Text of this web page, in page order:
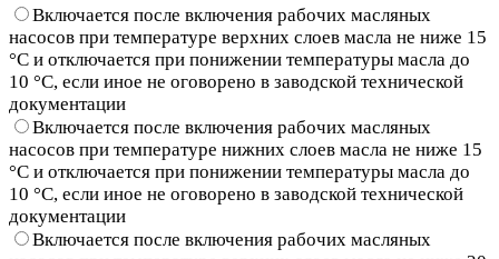
Включается после включения рабочих масляных
насосов при температуре верхних слоев масла не ниже 15
°С и отключается при понижении температуры масла до
10 °С, если иное не оговорено в заводской технической
документации
Включается после включения рабочих масляных
насосов при температуре нижних слоев масла не ниже 15
°С и отключается при понижении температуры масла до
10 °С, если иное не оговорено в заводской технической
документации
Включается после включения рабочих масляных